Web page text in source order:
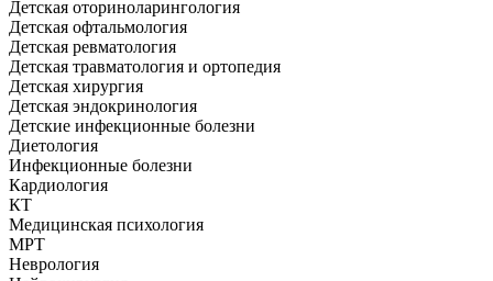
Детская оториноларингология
Детская офтальмология
Детская ревматология
Детская травматология и ортопедия
Детская хирургия
Детская эндокринология
Детские инфекционные болезни
Диетология
Инфекционные болезни
Кардиология
КТ
Медицинская психология
МРТ
Неврология